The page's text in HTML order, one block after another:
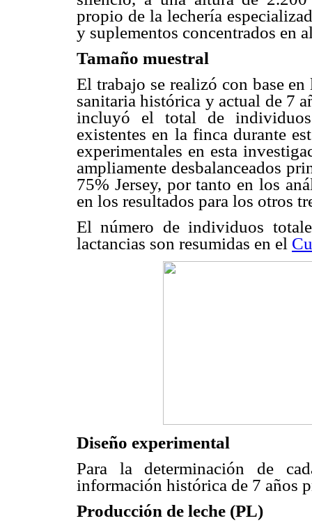
propio de la lechería
y suplementos concentrados en
Tamaño muestral
El trabajo se realizó con base
sanitaria histórica y actual de 7
incluyó el total de
existentes en la finca durante
experimentales en esta
ampliamente desbalanceados
75% Jersey, por tanto en los
en los resultados para los otros
El número de individuos
lactancias son resumidas en el
Diseño experimental
Para la determinación de
información histórica de 7 años
Producción de leche (PL)